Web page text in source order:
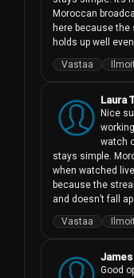
Moroccan
here because
holds up well
Vastaa
Laura
Nice
watch
stays simple.
when watched
because the
and doesn’t fall
Vastaa
James
Good